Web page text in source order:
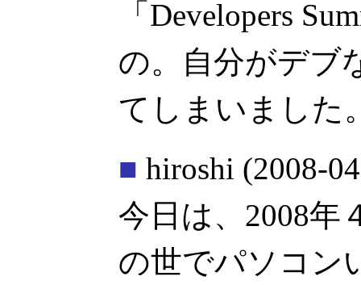
「Developers
の。自分がデブ
てしまいました
■ hiroshi (2008-
今日は、2008年
の世でパソコン